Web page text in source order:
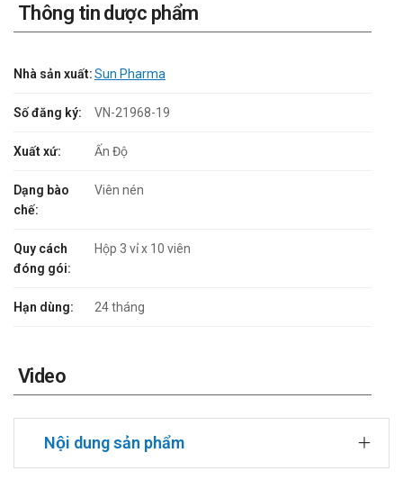
Thông tin dược phẩm
Nhà sản xuất:Sun Pharma
Số đăng ký: VN-21968-19
Xuất xứ: Ấn Độ
Dạng bào
chế:
Viên nén
Quy cách
đóng gói:
Hộp 3 vỉ x 10 viên
Hạn dùng: 24 tháng
Video
Nội dung sản phẩm